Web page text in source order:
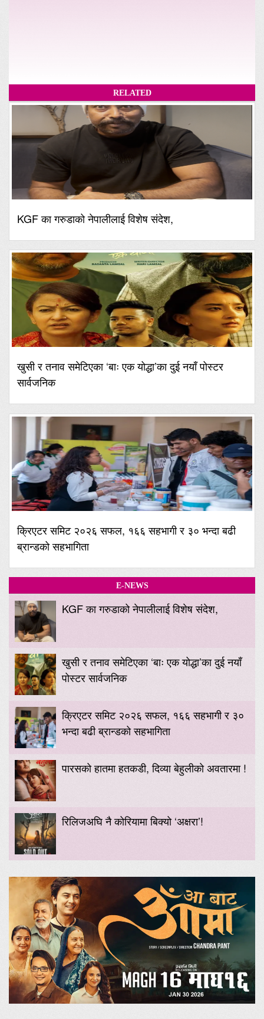
RELATED
KGF का गरुडाको नेपालीलाई विशेष संदेश,
खुसी र तनाव समेटिएका ‘बाः एक योद्धा’का दुई नयाँ पोस्टर
सार्वजनिक
क्रिएटर समिट २०२६ सफल, १६६ सहभागी र ३० भन्दा बढी
ब्रान्डको सहभागिता
E-NEWS
KGF का गरुडाको नेपालीलाई विशेष संदेश,
खुसी र तनाव समेटिएका ‘बाः एक योद्धा’का दुई नयाँ
पोस्टर सार्वजनिक
क्रिएटर समिट २०२६ सफल, १६६ सहभागी र ३०
भन्दा बढी ब्रान्डको सहभागिता
पारसको हातमा हतकडी, दिव्या बेहुलीको अवतारमा !
रिलिजअघि नै कोरियामा बिक्यो ‘अक्षरा’!